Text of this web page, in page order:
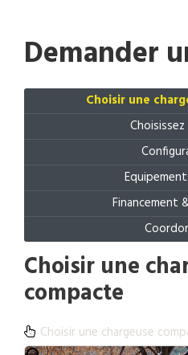
Demander
Choisir une
Financement
Choisir une
compacte
Choisir une chargeuse